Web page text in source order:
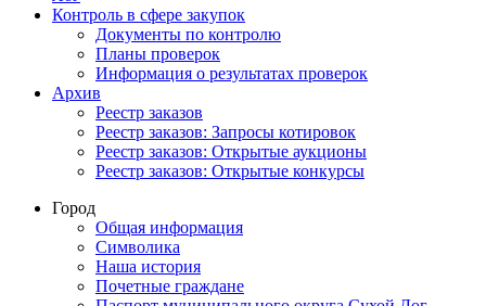
Контроль в сфере закупок
Документы по контролю
Планы проверок
Информация о результатах проверок
Архив
Реестр заказов
Реестр заказов: Запросы котировок
Реестр заказов: Открытые аукционы
Реестр заказов: Открытые конкурсы
Город
Общая информация
Символика
Наша история
Почетные граждане